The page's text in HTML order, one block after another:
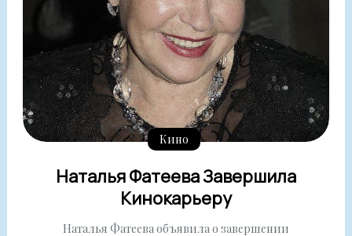
Кино
Наталья Фатеева Завершила
Кинокарьеру
Наталья Фатеева объявила о завершении